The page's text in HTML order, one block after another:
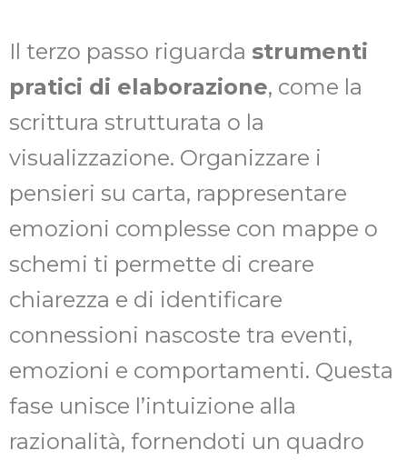
Il terzo passo riguarda strumenti
pratici di elaborazione, come la
scrittura strutturata o la
visualizzazione. Organizzare i
pensieri su carta, rappresentare
emozioni complesse con mappe o
schemi ti permette di creare
chiarezza e di identificare
connessioni nascoste tra eventi,
emozioni e comportamenti. Questa
fase unisce l’intuizione alla
razionalità, fornendoti un quadro